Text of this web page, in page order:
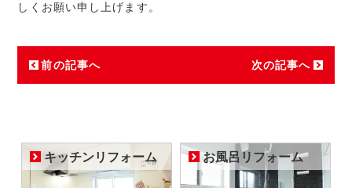
しくお願い申し上げます。
前の記事へ 次の記事へ
キッチンリフォーム お風呂リフォーム